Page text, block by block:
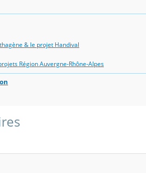
& le projet Handival
Région Auvergne-Rhône-Alpes